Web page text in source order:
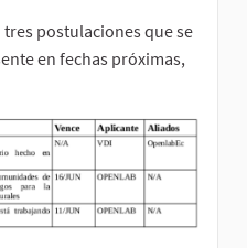
postulaciones que se
en fechas próximas,